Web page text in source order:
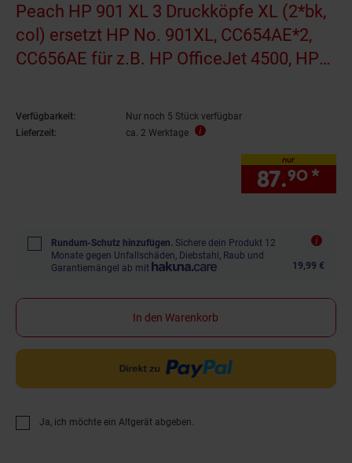
Peach HP 901 XL 3 Druckköpfe XL (2*bk,
col) ersetzt HP No. 901XL, CC654AE*2,
CC656AE für z.B. HP OfficeJet 4500, HP
Verfügbarkeit:
Nur noch 5 Stück verfügbar
Lieferzeit:
ca. 2 Werktage
nur
87.90 *
Rundum-Schutz hinzufügen. Sichere dein Produkt 12
Monate gegen Unfallschäden, Diebstahl, Raub und
Garantiemängel ab mit
19,99 €
In den Warenkorb
Ja, ich möchte ein Altgerät abgeben.